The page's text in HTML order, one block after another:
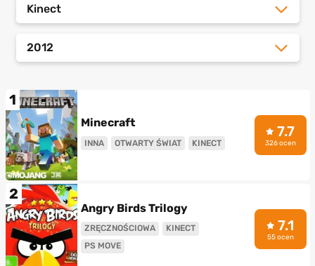
Kinect
2012
1
Minecraft
INNA OTWARTY ŚWIAT KINECT
7.7
326 ocen
2
Angry Birds Trilogy
ZRĘCZNOŚCIOWA
KINECT
PS MOVE
7.1
55 ocen